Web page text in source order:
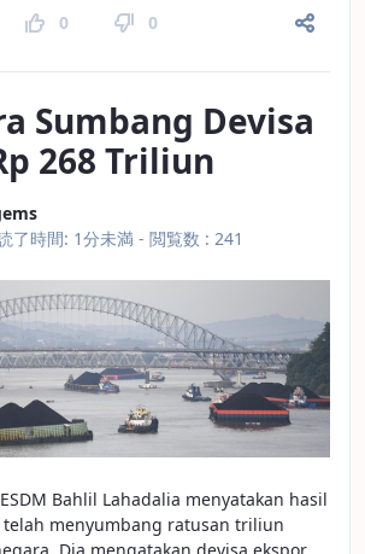
0 0
Sumbang Devisa
268 Triliun
了時間: 1分未満 - 閲覧数 : 241
Bahlil Lahadalia menyatakan hasil
menyumbang ratusan triliun
Dia mengatakan devisa ekspor